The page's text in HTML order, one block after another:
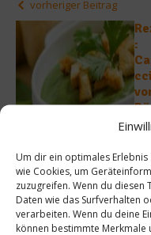
Um dir ein optimales
wie Cookies, um
zuzugreifen. Wenn du diesen
Daten wie das Surfverhalten
verarbeiten. Wenn du deine
können bestimmte
vorheriger Beitrag
:
m